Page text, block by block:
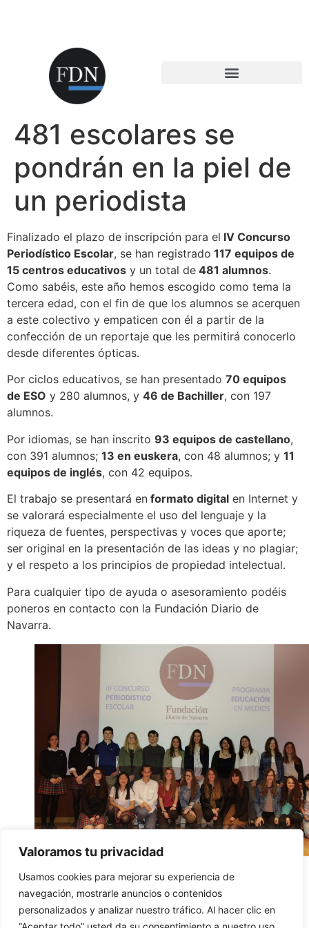
Valoramos tu privacidad
Usamos cookies para mejorar su experiencia de
navegación, mostrarle anuncios o contenidos
personalizados y analizar nuestro tráfico. Al hacer clic en
481 escolares se
pondrán en la piel de
un periodista
Finalizado el plazo de inscripción para el IV Concurso
Periodístico Escolar, se han registrado 117 equipos de
15 centros educativos y un total de 481 alumnos.
Como sabéis, este año hemos escogido como tema la
tercera edad, con el fin de que los alumnos se acerquen
a este colectivo y empaticen con él a partir de la
confección de un reportaje que les permitirá conocerlo
desde diferentes ópticas.
Por ciclos educativos, se han presentado 70 equipos
de ESO y 280 alumnos, y 46 de Bachiller, con 197
alumnos.
Por idiomas, se han inscrito 93 equipos de castellano,
con 391 alumnos; 13 en euskera, con 48 alumnos; y 11
equipos de inglés, con 42 equipos.
El trabajo se presentará en formato digital en Internet y
se valorará especialmente el uso del lenguaje y la
riqueza de fuentes, perspectivas y voces que aporte;
ser original en la presentación de las ideas y no plagiar;
y el respeto a los principios de propiedad intelectual.
Para cualquier tipo de ayuda o asesoramiento podéis
poneros en contacto con la Fundación Diario de
Navarra.
periodístico escolar.